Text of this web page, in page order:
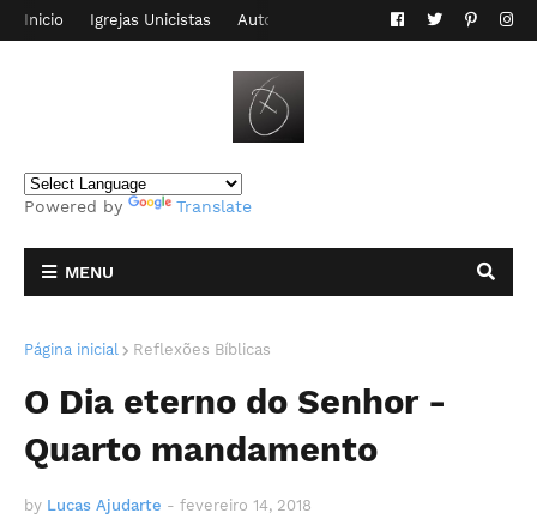
Inicio Igrejas Unicistas Autor do Blog Contato
Powered by Translate
MENU
Página inicial Reflexões Bíblicas
O Dia eterno do Senhor -
Quarto mandamento
by Lucas Ajudarte - fevereiro 14, 2018